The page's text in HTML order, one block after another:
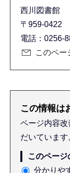
西川図書館
〒959-0422
電話：0256-
このペー
この情報は
ページ内容
だいています
このペー
分かりや